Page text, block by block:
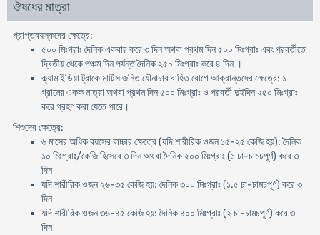
ঔষধের মাত্রা
প্রাপ্তবয়স্কদের ক্ষেত্রে:
৫০০ মিঃগ্রাঃ দৈনিক একবার করে ৩ দিন অথবা প্রথম দিন ৫০০ মিঃগ্রাঃ এবং পরবর্তীতে
দ্বিতীয় থেকে পঞ্চম দিন পর্যন্ত দৈনিক ২৫০ মিঃগ্রাঃ করে ৪ দিন ।
ক্ল্যামাইডিয়া ট্রাকোমাটিস জনিত যৌনাচার বাহিত রোগে আক্রান্তদের ক্ষেত্রে: ১
গ্রামের একক মাত্রা অথবা প্রথম দিন ৫০০ মিঃগ্রাঃ ও পরবর্তী দুইদিন ২৫০ মিঃগ্রাঃ
করে গ্রহণ করা যেতে পারে।
শিশুদের ক্ষেত্রে:
৬ মাসের অধিক বয়সের বাচ্চার ক্ষেত্রে (যদি শারীরিক ওজন ১৫-২৫ কেজি হয়): দৈনিক
১০ মিঃগ্রাঃ/কেজি হিসেবে ৩ দিন অথবা দৈনিক ২০০ মিঃগ্রাঃ (১ চা-চামচপূর্ণ) করে ৩
দিন
যদি শারীরিক ওজন ২৬-৩৫ কেজি হয়: দৈনিক ৩০০ মিঃগ্রাঃ (১.৫ চা-চামচপূর্ণ) করে ৩
দিন
যদি শারীরিক ওজন ৩৬-৪৫ কেজি হয়: দৈনিক ৪০০ মিঃগ্রাঃ (২ চা-চামচপূর্ণ) করে ৩
দিন